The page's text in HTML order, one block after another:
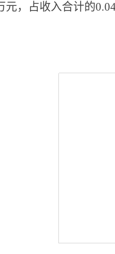
，占收入合计的